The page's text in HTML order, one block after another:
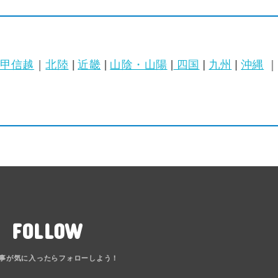
甲信越 ｜北陸 |近畿 | 山陰・山陽 | 四国 | 九州 | 沖縄 ｜
FOLLOW